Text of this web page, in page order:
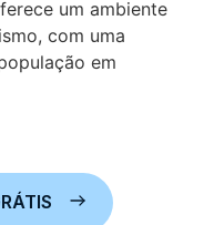
um ambiente
com uma
em